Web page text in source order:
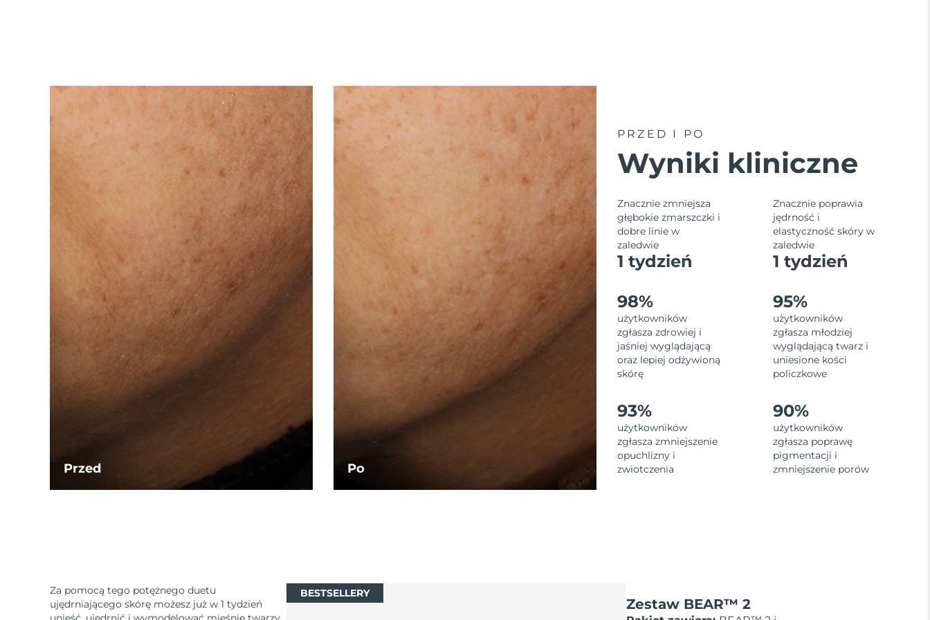
Przed Po
PRZED I PO
Wyniki kliniczne
Znacznie zmniejsza
głębokie zmarszczki i
dobre linie w
zaledwie
1 tydzień
Znacznie poprawia
jędrność i
elastyczność skóry w
zaledwie
1 tydzień
98%
użytkowników
zgłasza zdrowiej i
jaśniej wyglądającą
oraz lepiej odżywioną
skórę
95%
użytkowników
zgłasza młodziej
wyglądającą twarz i
uniesione kości
policzkowe
93%
użytkowników
zgłasza zmniejszenie
opuchlizny i
zwiotczenia
90%
użytkowników
zgłasza poprawę
pigmentacji i
zmniejszenie porów
BESTSELLERY
Zestaw BEAR™ 2
Za pomocą tego potężnego duetu
ujędrniającego skórę możesz już w 1 tydzień